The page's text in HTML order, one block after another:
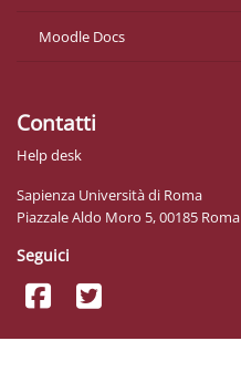
Moodle Docs
Contatti
Help desk
Sapienza Università di Roma
Piazzale Aldo Moro 5, 00185 Roma
Seguici